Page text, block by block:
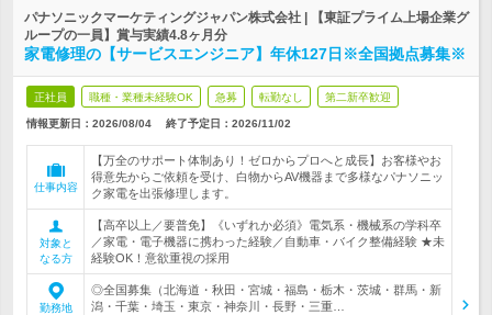
パナソニックマーケティングジャパン株式会社 | 【東証プライム上場企業グ
ループの一員】賞与実績4.8ヶ月分
家電修理の【サービスエンジニア】年休127日※全国拠点募集※
正社員 職種・業種未経験OK 急募 転勤なし 第二新卒歓迎
情報更新日：2026/08/04 終了予定日： 2026/11/02
仕事内容
【万全のサポート体制あり！ゼロからプロへと成長】お客様やお
得意先からご依頼を受け、白物からAV機器まで多様なパナソニッ
ク家電を出張修理します。
対象と
なる方
【高卒以上／要普免】《いずれか必須》電気系・機械系の学科卒
／家電・電子機器に携わった経験／自動車・バイク整備経験 ★未
経験OK！意欲重視の採用
勤務地
◎全国募集（北海道・秋田・宮城・福島・栃木・茨城・群馬・新
潟・千葉・埼玉・東京・神奈川・長野・三重…